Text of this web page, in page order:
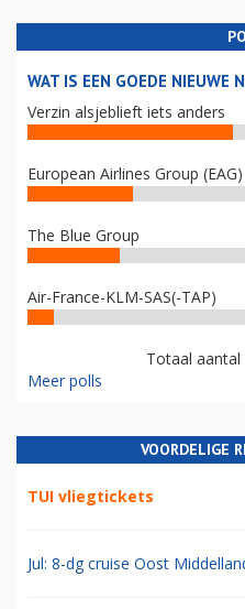
WAT IS EEN GOEDE NIEUWE
Verzin alsjeblieft iets anders
European Airlines Group (EAG)
The Blue Group
Air-France-KLM-SAS(-TAP)
Totaal
Meer polls
VOORDELIGE
TUI vliegtickets
Jul: 8-dg cruise Oost